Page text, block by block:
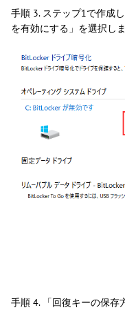
手順 3. ステップ1で作成
を有効にする」を選択しま
手順 4. 「回復キーの保存